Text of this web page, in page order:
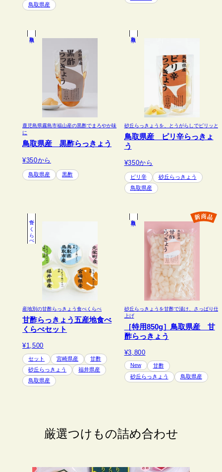
鳥取県産
鹿児島県霧島市福山産の黒酢でまろやか味
に
鳥取県産 黒酢らっきょう
¥350から
鳥取県産 黒酢
砂丘らっきょうを、とうがらしでピリッと
鳥取県産 ピリ辛らっきょ
う
¥350から
ピリ辛
砂丘らっきょう
鳥取県産
食べくらべ
産地別の甘酢らっきょう食べくらべ
甘酢らっきょう五産地食べ
くらべセット
¥1,500
セット 宮崎県産
甘酢
砂丘らっきょう
福井県産
鳥取県産
砂丘らっきょうを甘酢で漬け、さっぱり仕
上げ
［特用850g］鳥取県産 甘
酢らっきょう
¥3,800
New
甘酢
砂丘らっきょう
鳥取県産
厳選つけもの詰め合わせ